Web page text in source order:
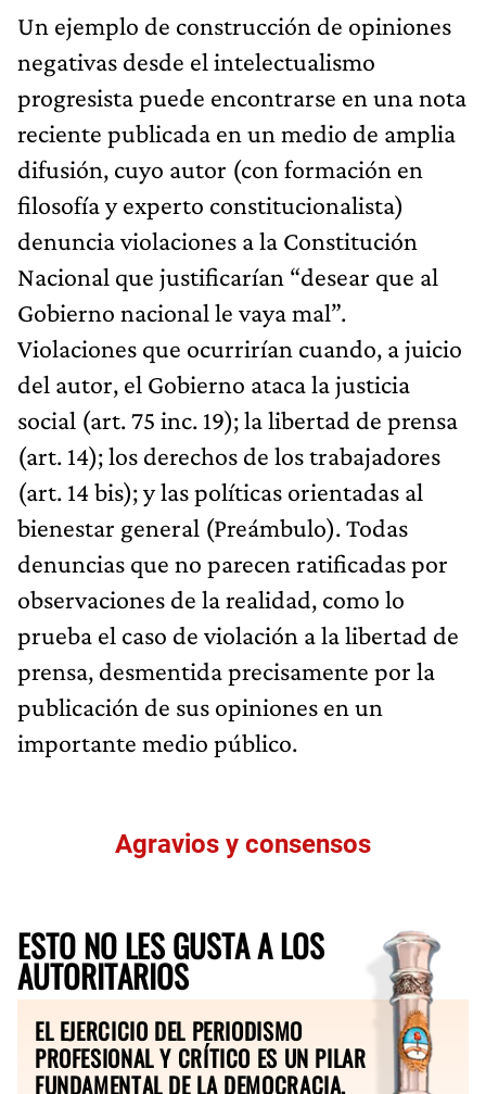
Un ejemplo de construcción de opiniones
negativas desde el intelectualismo
progresista puede encontrarse en una nota
reciente publicada en un medio de amplia
difusión, cuyo autor (con formación en
filosofía y experto constitucionalista)
denuncia violaciones a la Constitución
Nacional que justificarían “desear que al
Gobierno nacional le vaya mal”.
Violaciones que ocurrirían cuando, a juicio
del autor, el Gobierno ataca la justicia
social (art. 75 inc. 19); la libertad de prensa
(art. 14); los derechos de los trabajadores
(art. 14 bis); y las políticas orientadas al
bienestar general (Preámbulo). Todas
denuncias que no parecen ratificadas por
observaciones de la realidad, como lo
prueba el caso de violación a la libertad de
prensa, desmentida precisamente por la
publicación de sus opiniones en un
importante medio público.
Agravios y consensos
ESTO NO LES GUSTA A LOS
AUTORITARIOS
EL EJERCICIO DEL PERIODISMO
PROFESIONAL Y CRÍTICO ES UN PILAR
FUNDAMENTAL DE LA DEMOCRACIA.